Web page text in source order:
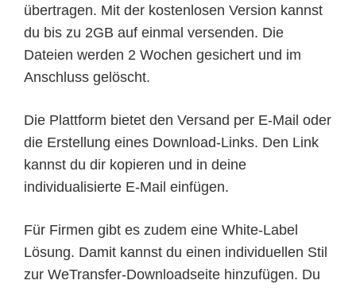
übertragen. Mit der kostenlosen Version kannst
du bis zu 2GB auf einmal versenden. Die
Dateien werden 2 Wochen gesichert und im
Anschluss gelöscht.
Die Plattform bietet den Versand per E-Mail oder
die Erstellung eines Download-Links. Den Link
kannst du dir kopieren und in deine
individualisierte E-Mail einfügen.
Für Firmen gibt es zudem eine White-Label
Lösung. Damit kannst du einen individuellen Stil
zur WeTransfer-Downloadseite hinzufügen. Du